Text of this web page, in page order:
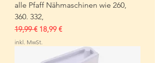
alle Pfaff Nähmaschinen wie 260,
360. 332,
Standardpreis
19,99 € Sale-Preis
18,99 €
inkl. MwSt.